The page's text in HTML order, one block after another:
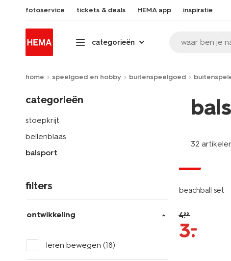
fotoservice tickets & deals HEMA app inspiratie
categorieën waar ben je
home speelgoed en hobby buitenspeelgoed
categorieën
stoepkrijt
bellenblaas
balsport
filters
ontwikkeling
leren bewegen (18)
32
beachball set
4.99
3.
–